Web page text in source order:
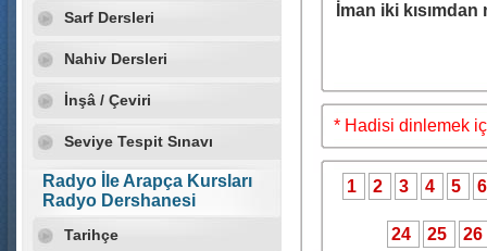
Sarf Dersleri
Nahiv Dersleri
İnşâ / Çeviri
Seviye Tespit Sınavı
Radyo İle Arapça Kursları
Radyo Dershanesi
Tarihçe
İman iki
* Hadisi dinlemek
1 2 3 4 5
24 25 26